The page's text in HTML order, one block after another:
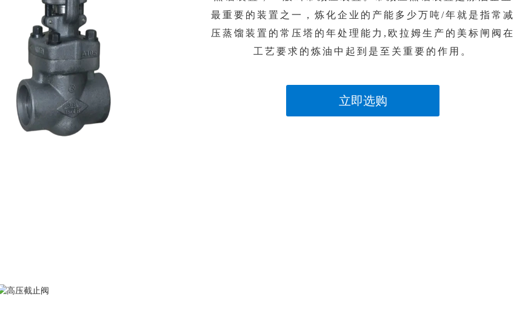
最重要的装置之一，炼化企业的产能多少万吨/年就是指常减
压蒸馏装置的常压塔的年处理能力,欧拉姆生产的美标闸阀在
工艺要求的炼油中起到是至关重要的作用。
立即选购